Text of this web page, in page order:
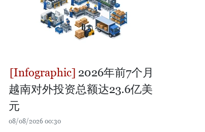
2026年前7个月
越南对外投资总额达23.6亿美
元
08/08/2026 00:30